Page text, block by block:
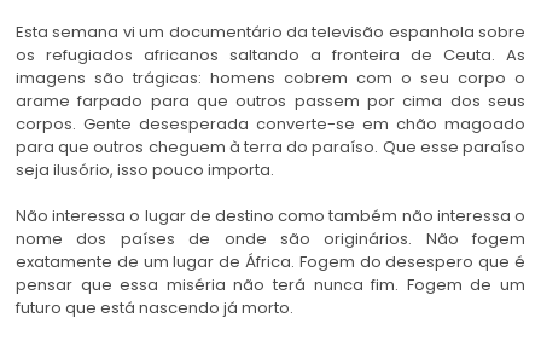
Esta semana vi um documentário da televisão espanhola sobre
os refugiados africanos saltando a fronteira de Ceuta. As
imagens são trágicas: homens cobrem com o seu corpo o
arame farpado para que outros passem por cima dos seus
corpos. Gente desesperada converte-se em chão magoado
para que outros cheguem à terra do paraíso. Que esse paraíso
seja ilusório, isso pouco importa.
Não interessa o lugar de destino como também não interessa o
nome dos países de onde são originários. Não fogem
exatamente de um lugar de África. Fogem do desespero que é
pensar que essa miséria não terá nunca fim. Fogem de um
futuro que está nascendo já morto.